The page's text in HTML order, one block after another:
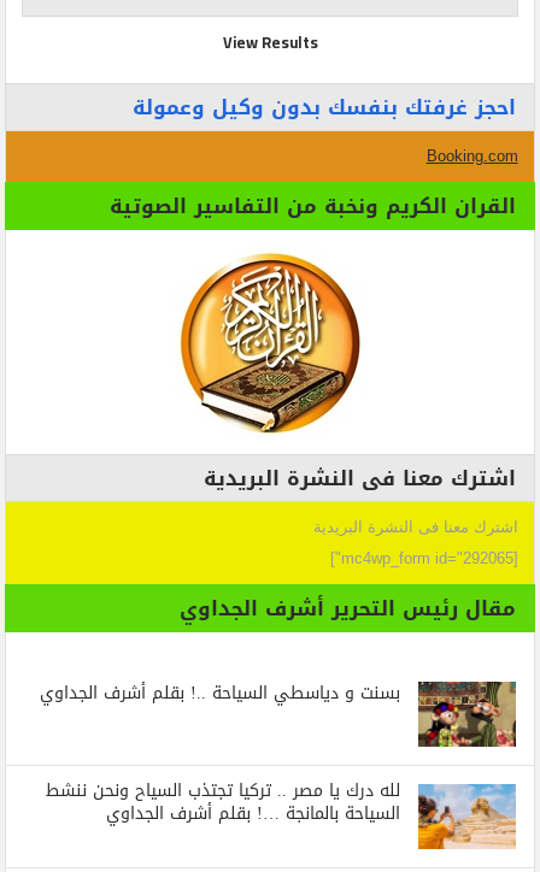
View Results
احجز غرفتك بنفسك بدون وكيل وعمولة
Booking.com
القران الكريم ونخبة من التفاسير الصوتية
اشترك معنا فى النشرة البريدية
اشترك معنا فى النشرة البريدية
[mc4wp_form id="292065"]
مقال رئيس التحرير أشرف الجداوي
بسنت و دياسطي السياحة ..! بقلم أشرف الجداوي
لله درك يا مصر .. تركيا تجتذب السياح ونحن ننشط
السياحة بالمانجة …! بقلم أشرف الجداوي